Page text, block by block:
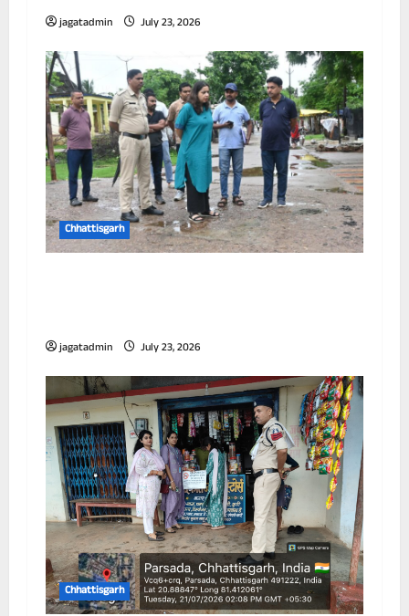
jagatadmin July 23, 2026
Chhattisgarh
jagatadmin July 23, 2026
Chhattisgarh